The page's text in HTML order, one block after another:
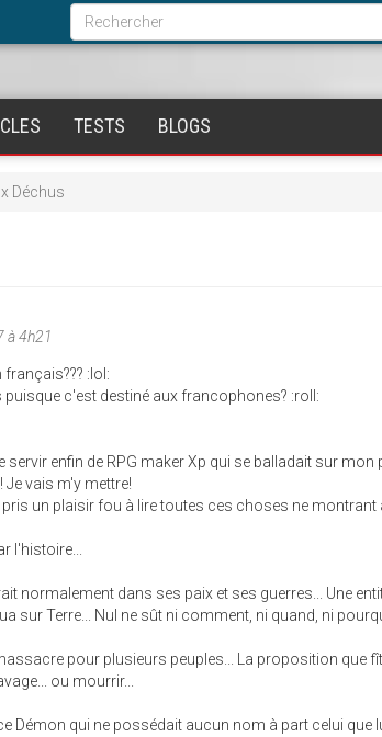
Formulaire
de
recherche
Rechercher
TESTS BLOGS
Déchus
à 4h21
:lol:
c'est destiné aux francophones? :roll:
enfin de RPG maker Xp qui se balladait sur mon
Je vais m'y mettre!
un plaisir fou à lire toutes ces choses ne montrant
l'histoire...
normalement dans ses paix et ses guerres... Une
sur Terre... Nul ne sût ni comment, ni quand, ni
pour plusieurs peuples... La proposition que
ou mourrir...
Démon qui ne possédait aucun nom à part celui que